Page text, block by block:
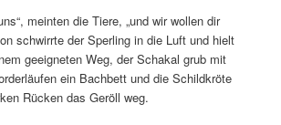
meinten die Tiere, „und wir wollen dir
schwirrte der Sperling in die Luft und hielt
geeigneten Weg, der Schakal grub mit
ein Bachbett und die Schildkröte
Rücken das Geröll weg.